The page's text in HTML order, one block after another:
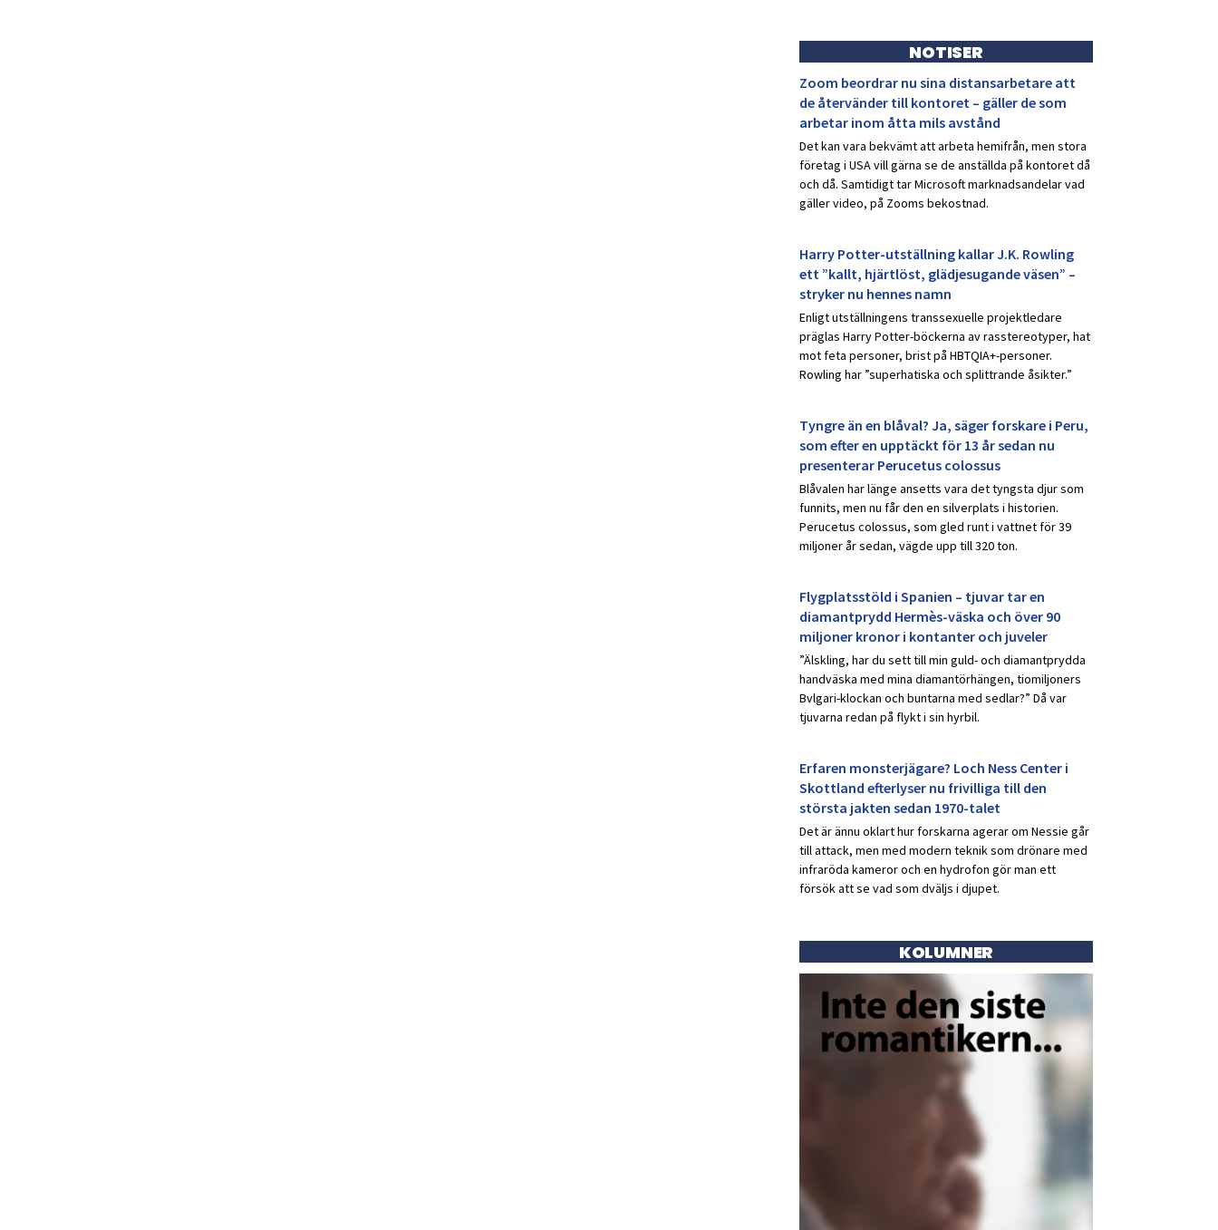
NOTISER
Zoom beordrar nu sina distansarbetare att
de återvänder till kontoret – gäller de som
arbetar inom åtta mils avstånd
Det kan vara bekvämt att arbeta hemifrån, men stora
företag i USA vill gärna se de anställda på kontoret då
och då. Samtidigt tar Microsoft marknadsandelar vad
gäller video, på Zooms bekostnad.
Harry Potter-utställning kallar J.K. Rowling
ett ”kallt, hjärtlöst, glädjesugande väsen” –
stryker nu hennes namn
Enligt utställningens transsexuelle projektledare
präglas Harry Potter-böckerna av rasstereotyper, hat
mot feta personer, brist på HBTQIA+-personer.
Rowling har ”superhatiska och splittrande åsikter.”
Tyngre än en blåval? Ja, säger forskare i Peru,
som efter en upptäckt för 13 år sedan nu
presenterar Perucetus colossus
Blåvalen har länge ansetts vara det tyngsta djur som
funnits, men nu får den en silverplats i historien.
Perucetus colossus, som gled runt i vattnet för 39
miljoner år sedan, vägde upp till 320 ton.
Flygplatsstöld i Spanien – tjuvar tar en
diamantprydd Hermès-väska och över 90
miljoner kronor i kontanter och juveler
”Älskling, har du sett till min guld- och diamantprydda
handväska med mina diamantörhängen, tiomiljoners
Bvlgari-klockan och buntarna med sedlar?” Då var
tjuvarna redan på flykt i sin hyrbil.
Erfaren monsterjägare? Loch Ness Center i
Skottland efterlyser nu frivilliga till den
största jakten sedan 1970-talet
Det är ännu oklart hur forskarna agerar om Nessie går
till attack, men med modern teknik som drönare med
infraröda kameror och en hydrofon gör man ett
försök att se vad som dväljs i djupet.
KOLUMNER